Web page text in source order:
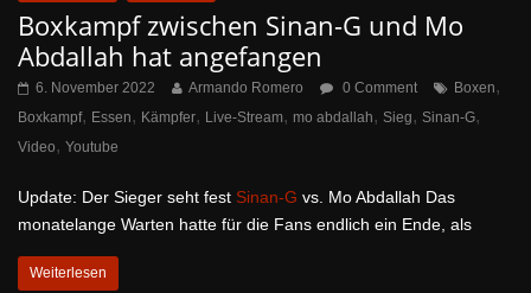
Boxkampf zwischen Sinan-G und Mo
Abdallah hat angefangen
6. November 2022 Armando Romero 0 Comment Boxen,
Boxkampf, Essen, Kämpfer, Live-Stream, mo abdallah, Sieg, Sinan-G,
Video, Youtube
Update: Der Sieger seht fest Sinan-G vs. Mo Abdallah Das
monatelange Warten hatte für die Fans endlich ein Ende, als
Weiterlesen